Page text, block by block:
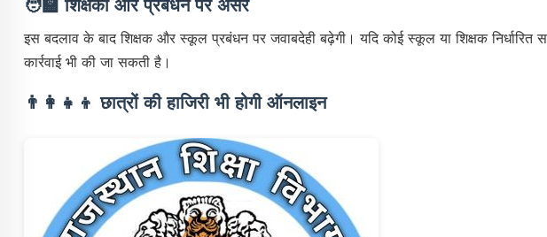
🧑‍🏫शिक्षकों और प्रबंधन पर असर
इस बदलाव के बाद शिक्षक और स्कूल प्रबंधन पर जवाबदेही बढ़ेगी। यदि कोई स्कूल या शिक्षक निर्धारित
कार्रवाई भी की जा सकती है।
👨‍👩‍👧‍👦छात्रों की हाजिरी भी होगी ऑनलाइन